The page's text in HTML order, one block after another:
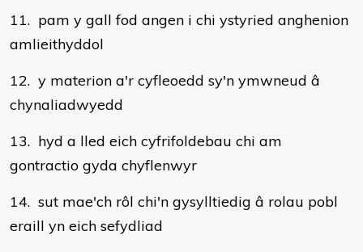
11. pam y gall fod angen i chi ystyried anghenion
amlieithyddol
12. y materion a'r cyfleoedd sy'n ymwneud â
chynaliadwyedd
13. hyd a lled eich cyfrifoldebau chi am
gontractio gyda chyflenwyr
14. sut mae'ch rôl chi'n gysylltiedig â rolau pobl
eraill yn eich sefydliad